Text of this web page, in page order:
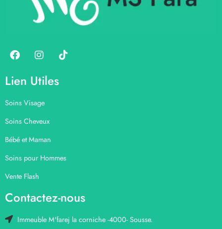
Lien Utiles
Soins Visage
Soins Cheveux
Bébé et Maman
Soins pour Hommes
Vente Flash
Contactez-nous
Immeuble M'farej la corniche -4000- Sousse.